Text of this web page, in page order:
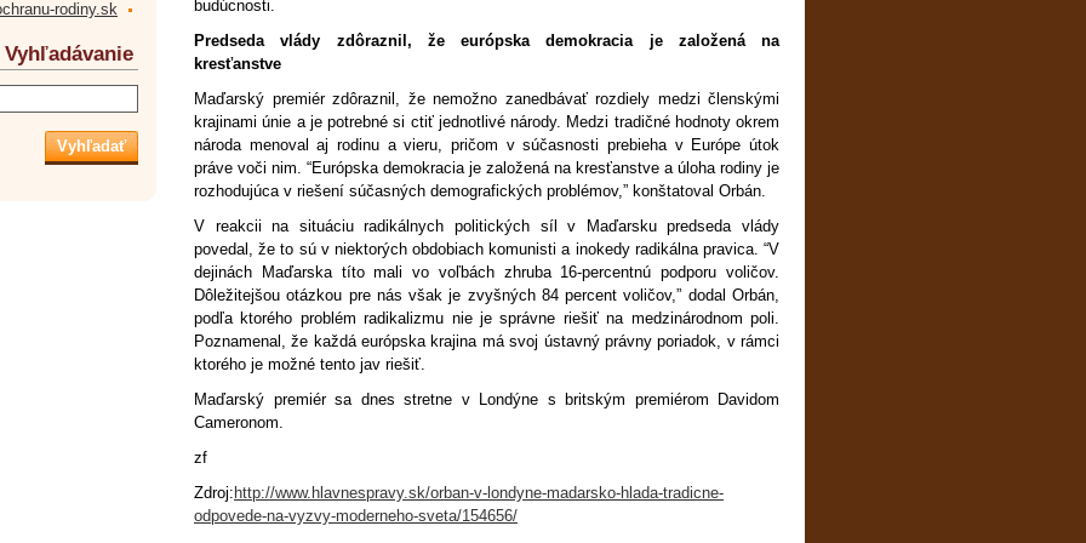
budúcnosti.
Predseda vlády zdôraznil, že európska demokracia je založená na
kresťanstve
Maďarský premiér zdôraznil, že nemožno zanedbávať rozdiely medzi členskými
krajinami únie a je potrebné si ctiť jednotlivé národy. Medzi tradičné hodnoty okrem
národa menoval aj rodinu a vieru, pričom v súčasnosti prebieha v Európe útok
práve voči nim. “Európska demokracia je založená na kresťanstve a úloha rodiny je
rozhodujúca v riešení súčasných demografických problémov,” konštatoval Orbán.
V reakcii na situáciu radikálnych politických síl v Maďarsku predseda vlády
povedal, že to sú v niektorých obdobiach komunisti a inokedy radikálna pravica. “V
dejinách Maďarska títo mali vo voľbách zhruba 16-percentnú podporu voličov.
Dôležitejšou otázkou pre nás však je zvyšných 84 percent voličov,” dodal Orbán,
podľa ktorého problém radikalizmu nie je správne riešiť na medzinárodnom poli.
Poznamenal, že každá európska krajina má svoj ústavný právny poriadok, v rámci
ktorého je možné tento jav riešiť.
Maďarský premiér sa dnes stretne v Londýne s britským premiérom Davidom
Cameronom.
zf
Zdroj: http://www.hlavnespravy.sk/orban-v-londyne-madarsko-hlada-tradicne-
odpovede-na-vyzvy-moderneho-sveta/154656/
rodiny.sk
Vyhľadávanie